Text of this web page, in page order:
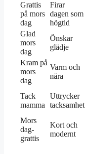
Grattis
på mors
dag
Firar
dagen som
högtid
Glad
mors
dag
Önskar
glädje
Kram på
mors
dag
Varm och
nära
Tack
mamma
Uttrycker
tacksamhet
Mors
dag-
grattis
Kort och
modernt